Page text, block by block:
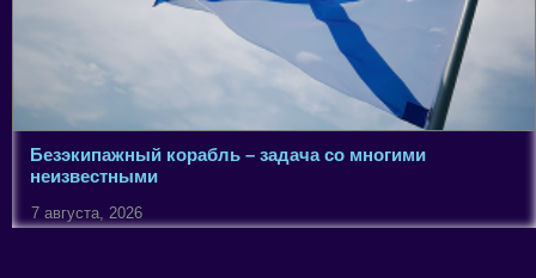
Безэкипажный корабль – задача со многими
неизвестными
7 августа, 2026